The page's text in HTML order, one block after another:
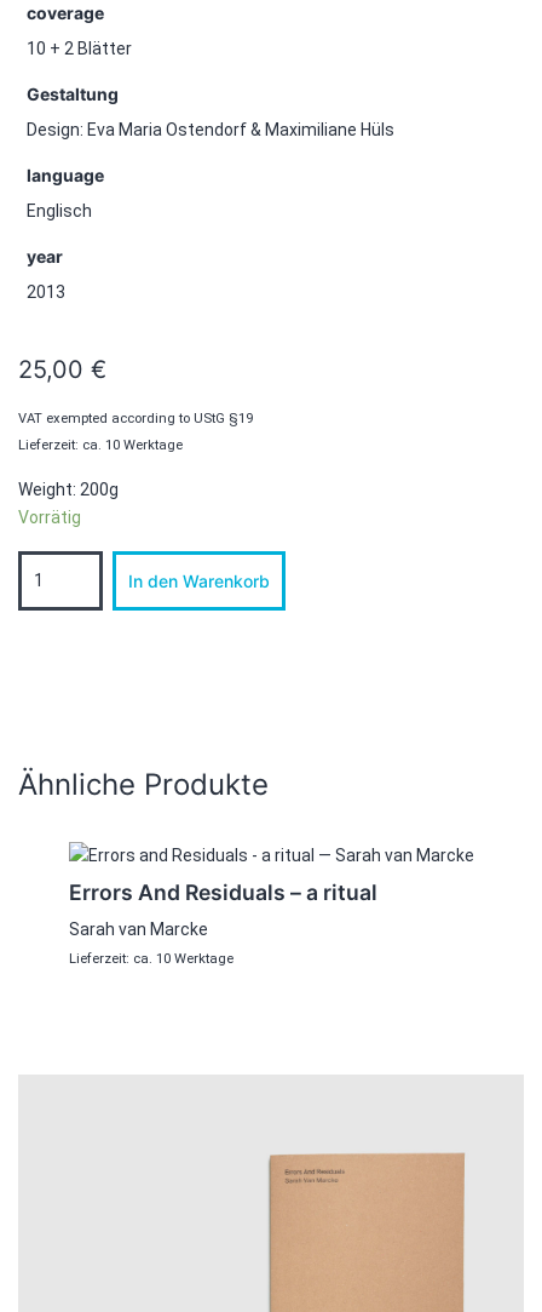
coverage
10 + 2 Blätter
Gestaltung
Design: Eva Maria Ostendorf & Maximiliane Hüls
language
Englisch
year
2013
25,00 €
VAT exempted according to UStG §19
Lieferzeit: ca. 10 Werktage
Weight: 200g
Vorrätig
Breaking
of
In den Warenkorb
Ähnliche Produkte
Errors And Residuals – a ritual
Sarah van Marcke
Lieferzeit: ca. 10 Werktage